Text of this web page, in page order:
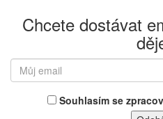
Chcete dostávat
Souhlasím se